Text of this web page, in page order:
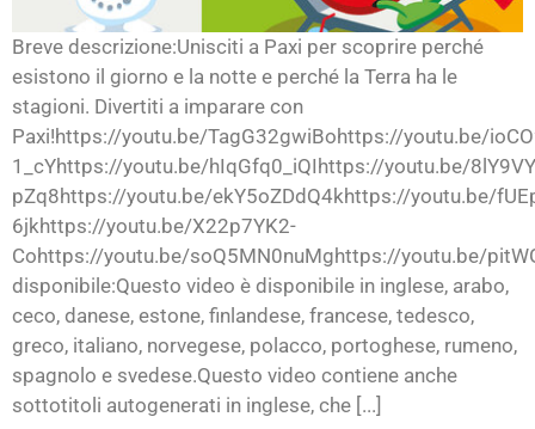
Breve descrizione:Unisciti a Paxi per scoprire perché
esistono il giorno e la notte e perché la Terra ha le
stagioni. Divertiti a imparare con
Paxi!https://youtu.be/TagG32gwiBohttps://youtu.be/
1_cYhttps://youtu.be/hIqGfq0_iQIhttps://youtu.be/
pZq8https://youtu.be/ekY5oZDdQ4khttps://youtu.be/
6jkhttps://youtu.be/X22p7YK2-
Cohttps://youtu.be/soQ5MN0nuMghttps://youtu.be/
disponibile:Questo video è disponibile in inglese, arabo,
ceco, danese, estone, finlandese, francese, tedesco,
greco, italiano, norvegese, polacco, portoghese, rumeno,
spagnolo e svedese.Questo video contiene anche
sottotitoli autogenerati in inglese, che [...]